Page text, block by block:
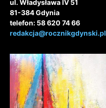
ul. Władysława IV 51
81-384 Gdynia
telefon: 58 620 74 66
redakcja@rocznikgdynski.pl